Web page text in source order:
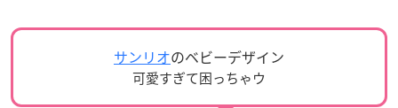
サンリオのベビーデザイン
可愛すぎて困っちゃウ